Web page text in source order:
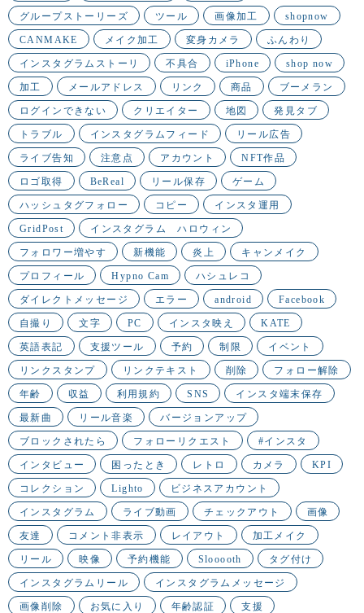
グループストーリーズ ツール 画像加工 shopnow
CANMAKE メイク加工 変身カメラ ふんわり
インスタグラムストーリ 不具合 iPhone shop now
加工 メールアドレス リンク 商品 ブーメラン
ログインできない クリエイター 地図 発見タブ
トラブル インスタグラムフィード リール広告
ライブ告知 注意点 アカウント NFT作品
ロゴ取得 BeReal リール保存 ゲーム
ハッシュタグフォロー コピー インスタ運用
GridPost インスタグラム ハロウィン
フォロワー増やす 新機能 炎上 キャンメイク
プロフィール Hypno Cam ハシュレコ
ダイレクトメッセージ エラー android Facebook
自撮り 文字 PC インスタ映え KATE
英語表記 支援ツール 予約 制限 イベント
リンクスタンプ リンクテキスト 削除 フォロー解除
年齢 収益 利用規約 SNS インスタ端末保存
最新曲 リール音楽 バージョンアップ
ブロックされたら フォローリクエスト #インスタ
インタビュー 困ったとき レトロ カメラ KPI
コレクション Lighto ビジネスアカウント
インスタグラム ライブ動画 チェックアウト 画像
友達 コメント非表示 レイアウト 加工メイク
リール 映像 予約機能 Slooooth タグ付け
インスタグラムリール インスタグラムメッセージ
画像削除 お気に入り 年齢認証 支援